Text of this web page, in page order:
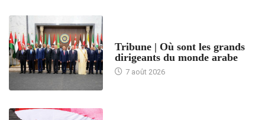
Tribune | Où sont les grands
dirigeants du monde arabe
7 août 2026